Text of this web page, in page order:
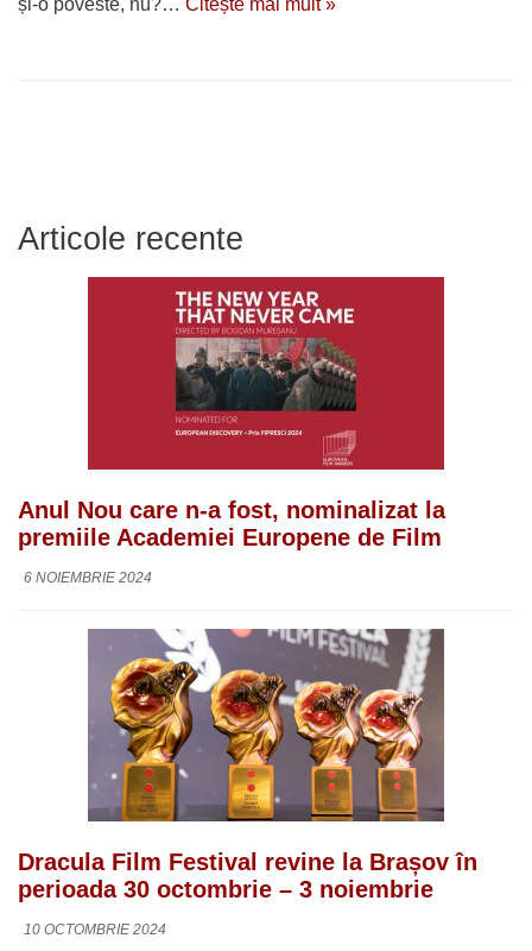
Articole recente
Anul Nou care n-a fost, nominalizat la
premiile Academiei Europene de Film
6 NOIEMBRIE 2024
Dracula Film Festival revine la Brașov în
perioada 30 octombrie – 3 noiembrie
10 OCTOMBRIE 2024